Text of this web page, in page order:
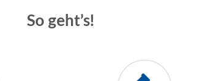
So geht’s!